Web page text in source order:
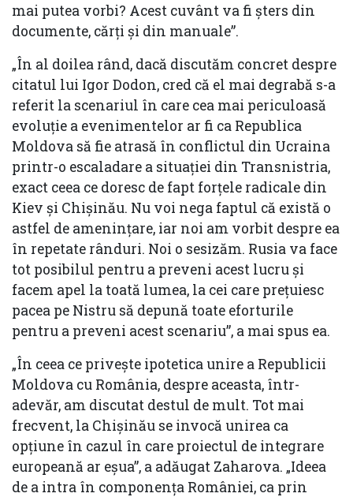
mai putea vorbi? Acest cuvânt va fi şters din
documente, cărţi şi din manuale”.
„În al doilea rând, dacă discutăm concret despre
citatul lui Igor Dodon, cred că el mai degrabă s-a
referit la scenariul în care cea mai periculoasă
evoluţie a evenimentelor ar fi ca Republica
Moldova să fie atrasă în conflictul din Ucraina
printr-o escaladare a situaţiei din Transnistria,
exact ceea ce doresc de fapt forţele radicale din
Kiev şi Chișinău. Nu voi nega faptul că există o
astfel de ameninţare, iar noi am vorbit despre ea
în repetate rânduri. Noi o sesizăm. Rusia va face
tot posibilul pentru a preveni acest lucru şi
facem apel la toată lumea, la cei care preţuiesc
pacea pe Nistru să depună toate eforturile
pentru a preveni acest scenariu”, a mai spus ea.
„În ceea ce priveşte ipotetica unire a Republicii
Moldova cu România, despre aceasta, într-
adevăr, am discutat destul de mult. Tot mai
frecvent, la Chișinău se invocă unirea ca
opţiune în cazul în care proiectul de integrare
europeană ar eşua”, a adăugat Zaharova. „Ideea
de a intra în componența României, ca prin